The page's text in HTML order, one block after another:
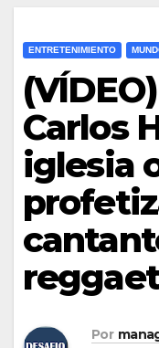
ENTRETENIMIENTO
Carlos
iglesia
Por